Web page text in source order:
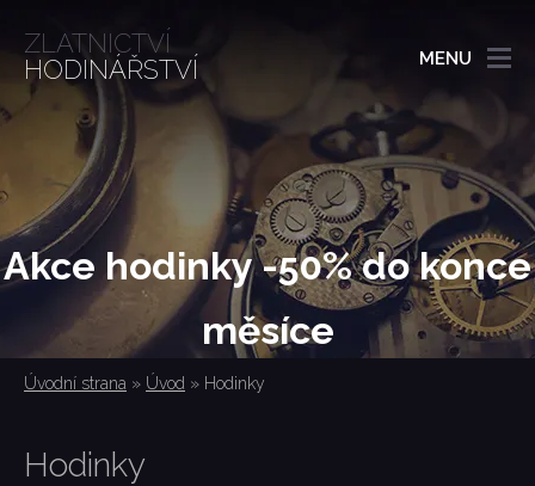
ZLATNICTVÍ
HODINÁŘSTVÍ
MENU
Akce hodinky -50% do konce
měsíce
Úvodní strana » Úvod » Hodinky
Hodinky